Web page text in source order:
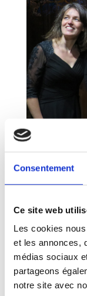
Consentement
Ce site web
Les cookies
et les annonces,
médias sociaux
partageons
notre site avec
Poster le
Votre adresse
obligatoires